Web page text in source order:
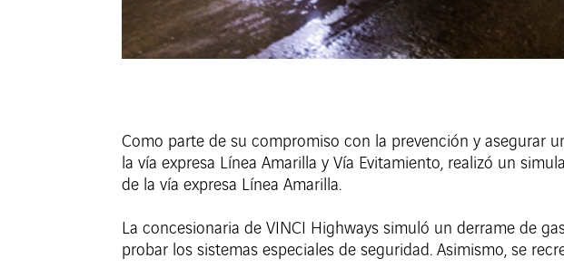
Como parte de su compromiso con la prevención y asegurar
la vía expresa Línea Amarilla y Vía Evitamiento, realizó un
de la vía expresa Línea Amarilla.
La concesionaria de VINCI Highways simuló un derrame de
probar los sistemas especiales de seguridad. Asimismo, se